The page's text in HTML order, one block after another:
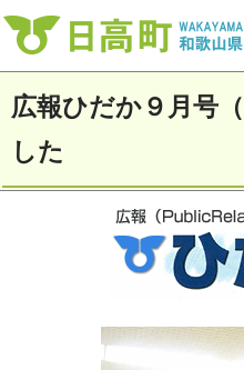
広報ひだか９月号
した